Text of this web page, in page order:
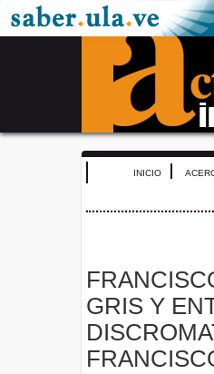
INICIO
GRIS Y